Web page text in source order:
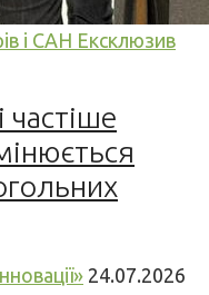
і САН Ексклюзив
частіше
24.07.2026